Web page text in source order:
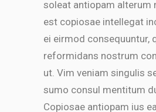
soleat antiopam alterum
est copiosae intellegat
ei eirmod consequuntur,
reformidans nostrum
ut. Vim veniam singulis
sumo consul mentitum
Copiosae antiopam ius